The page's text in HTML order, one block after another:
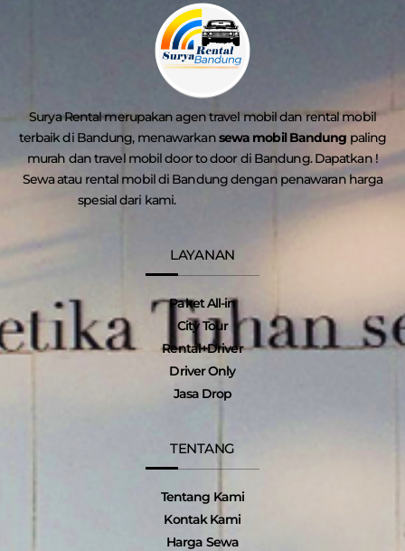
Surya Rental merupakan agen travel mobil dan rental mobil
terbaik di Bandung, menawarkansewa mobil Bandung paling
murah dan travel mobil door to door di Bandung. Dapatkan !
Sewa atau rental mobil di Bandung dengan penawaran harga
spesial dari kami.
LAYANAN
Paket All-in
City Tour
Rental+Driver
Driver Only
Jasa Drop
TENTANG
Tentang Kami
Kontak Kami
Harga Sewa